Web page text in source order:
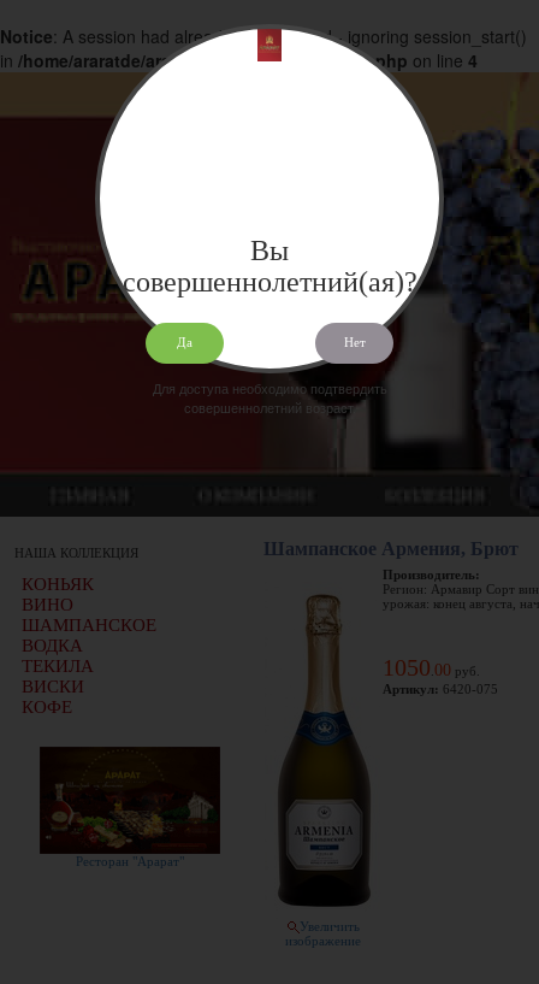
Notice: A session had already been started - ignoring session_start()
in /home/araratde/araratdeg.ru/docs/products.php on line 4
НАША КОЛЛЕКЦИЯ
КОНЬЯК
ВИНО
ШАМПАНСКОЕ
ВОДКА
ТЕКИЛА
ВИСКИ
КОФЕ
Ресторан "Арарат"
Шампанское Армения, Брют
Увеличить
изображение
Производитель:
Регион: Армавир Сорт
урожая: конец августа,
1050 00 руб.
Артикул: 6420-075
Вы
совершеннолетний(ая)?
Да Нет
Для доступа необходимо подтвердить
совершеннолетний возраст.